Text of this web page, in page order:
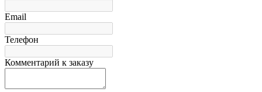
Email
Телефон
Комментарий к заказу